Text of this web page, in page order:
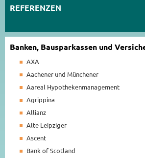
REFERENZEN
Banken, Bausparkassen und
AXA
Aachener und Münchener
Aareal Hypothekenmanagement
Agrippina
Allianz
Alte Leipziger
Ascent
Bank of Scotland